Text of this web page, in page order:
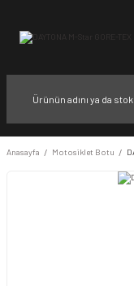
Anasayfa Motosiklet Botu